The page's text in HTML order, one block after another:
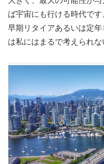
ば宇宙にも行ける時代で
早期リタイアあるいは定
は私にはまるで考えられな